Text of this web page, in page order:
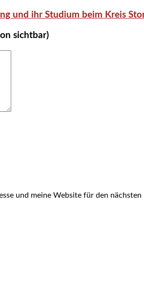
und ihr Studium beim Kreis
sichtbar)
und meine Website für den